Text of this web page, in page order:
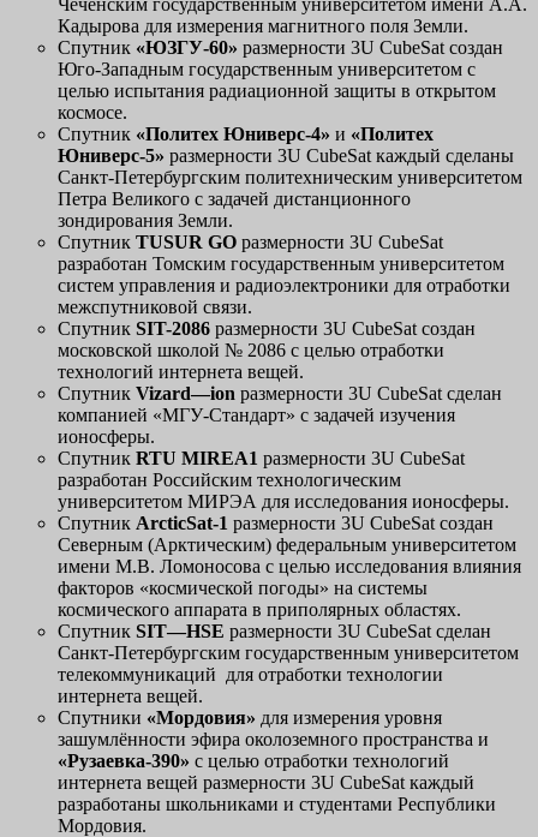
Кадырова для измерения магнитного поля Земли.
Спутник «ЮЗГУ-60» размерности 3U CubeSat создан
Юго-Западным государственным университетом с
целью испытания радиационной защиты в открытом
космосе.
Спутник «Политех Юниверс-4» и «Политех
Юниверс-5» размерности 3U CubeSat каждый сделаны
Санкт-Петербургским политехническим университетом
Петра Великого с задачей дистанционного
зондирования Земли.
Спутник TUSUR GO размерности 3U CubeSat
разработан Томским государственным университетом
систем управления и радиоэлектроники для отработки
межспутниковой связи.
Спутник SIT-2086 размерности 3U CubeSat создан
московской школой № 2086 с целью отработки
технологий интернета вещей.
Спутник Vizard—ion размерности 3U CubeSat сделан
компанией «МГУ-Стандарт» с задачей изучения
ионосферы.
Спутник RTU MIREA1 размерности 3U CubeSat
разработан Российским технологическим
университетом МИРЭА для исследования ионосферы.
Спутник ArcticSat-1 размерности 3U CubeSat создан
Северным (Арктическим) федеральным университетом
имени М.В. Ломоносова с целью исследования влияния
факторов «космической погоды» на системы
космического аппарата в приполярных областях.
Спутник SIT—HSE размерности 3U CubeSat сделан
Санкт-Петербургским государственным университетом
телекоммуникаций для отработки технологии
интернета вещей.
Спутники «Мордовия» для измерения уровня
зашумлённости эфира околоземного пространства и
«Рузаевка-390» с целью отработки технологий
интернета вещей размерности 3U CubeSat каждый
разработаны школьниками и студентами Республики
Мордовия.